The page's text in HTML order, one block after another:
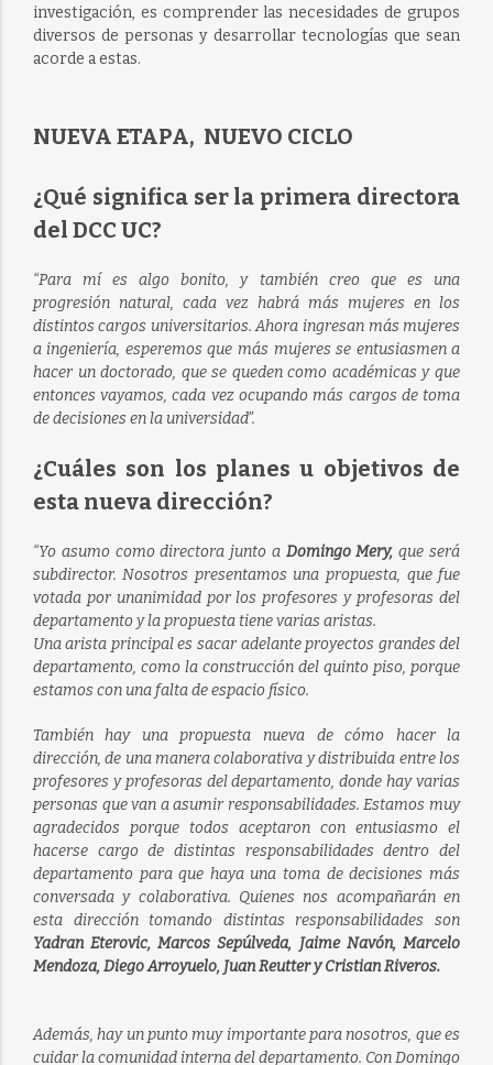
investigación, es comprender las necesidades de grupos
diversos de personas y desarrollar tecnologías que sean
acorde a estas.
NUEVA ETAPA, NUEVO CICLO
¿Qué significa ser la primera directora
del DCC UC?
“Para mí es algo bonito, y también creo que es una
progresión natural, cada vez habrá más mujeres en los
distintos cargos universitarios. Ahora ingresan más mujeres
a ingeniería, esperemos que más mujeres se entusiasmen a
hacer un doctorado, que se queden como académicas y que
entonces vayamos, cada vez ocupando más cargos de toma
de decisiones en la universidad”.
¿Cuáles son los planes u objetivos de
esta nueva dirección?
“Yo asumo como directora junto aDomingo Mery, que será
subdirector. Nosotros presentamos una propuesta, que fue
votada por unanimidad por los profesores y profesoras del
departamento y la propuesta tiene varias aristas.
Una arista principal es sacar adelante proyectos grandes del
departamento, como la construcción del quinto piso, porque
estamos con una falta de espacio físico.
También hay una propuesta nueva de cómo hacer la
dirección, de una manera colaborativa y distribuida entre los
profesores y profesoras del departamento, donde hay varias
personas que van a asumir responsabilidades. Estamos muy
agradecidos porque todos aceptaron con entusiasmo el
hacerse cargo de distintas responsabilidades dentro del
departamento para que haya una toma de decisiones más
conversada y colaborativa. Quienes nos acompañarán en
esta dirección tomando distintas responsabilidades son
Yadran Eterovic, Marcos Sepúlveda, Jaime Navón, Marcelo
Mendoza, Diego Arroyuelo, Juan Reutter y Cristian Riveros.
Además, hay un punto muy importante para nosotros, que es
cuidar la comunidad interna del departamento. Con Domingo